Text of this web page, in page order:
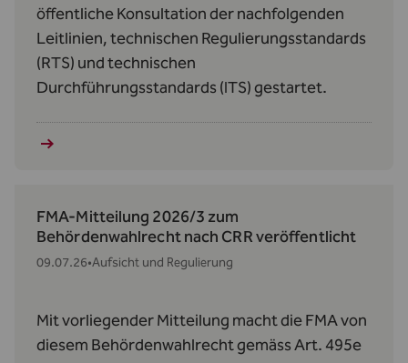
öffentliche Konsultation der nachfolgenden
Leitlinien, technischen Regulierungsstandards
(RTS) und technischen
Durchführungsstandards (ITS) gestartet.
FMA-Mitteilung 2026/3 zum
Behördenwahlrecht nach CRR veröffentlicht
09.07.26•Aufsicht und Regulierung
Mit vorliegender Mitteilung macht die FMA von
diesem Behördenwahlrecht gemäss Art. 495e